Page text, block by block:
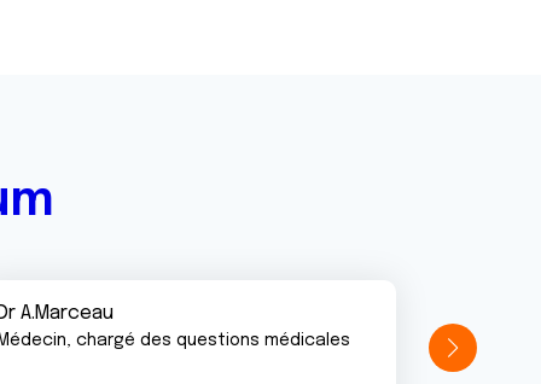
Dr A.Marceau
Médecin, chargé des questions médicales